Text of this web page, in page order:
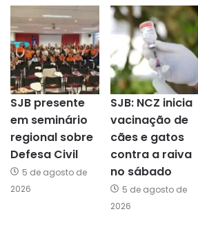
SJB presente
em seminário
regional sobre
Defesa Civil
5 de agosto de
2026
SJB: NCZ inicia
vacinação de
cães e gatos
contra a raiva
no sábado
5 de agosto de
2026